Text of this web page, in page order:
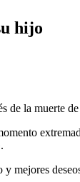
hijo
la muerte